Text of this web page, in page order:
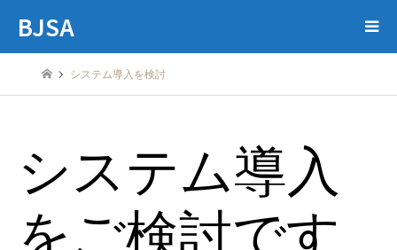
BJSA
システム導入を検討
システム導入
をご検討です